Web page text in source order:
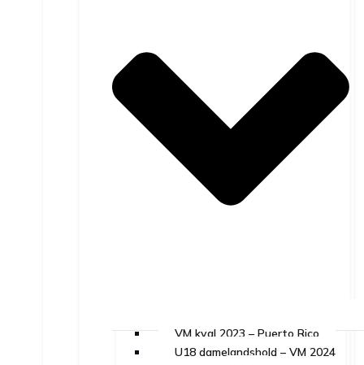
VM kval 2023 – Puerto Rico
U18 damelandshold – VM 2024